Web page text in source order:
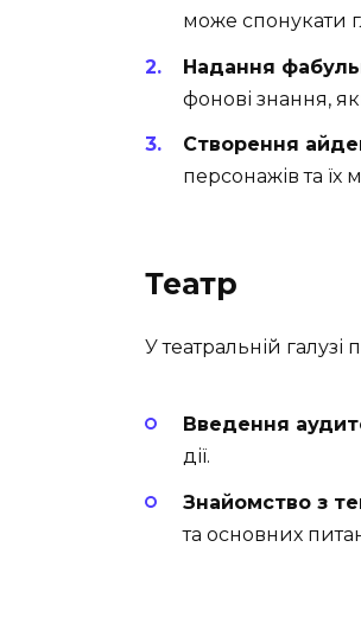
може спонукати
Надання
фонові знання,
Створення
персонажів та їх
Театр
У театральній
Введення
дії.
Знайомство з
та основних